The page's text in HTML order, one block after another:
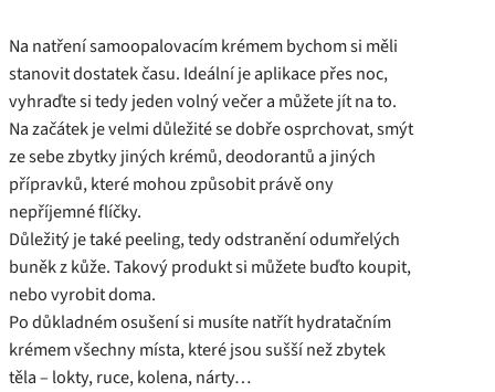
Na natření samoopalovacím krémem bychom si měli
stanovit dostatek času. Ideální je aplikace přes noc,
vyhraďte si tedy jeden volný večer a můžete jít na to.
Na začátek je velmi důležité se dobře osprchovat, smýt
ze sebe zbytky jiných krémů, deodorantů a jiných
přípravků, které mohou způsobit právě ony
nepříjemné flíčky.
Důležitý je také peeling, tedy odstranění odumřelých
buněk z kůže. Takový produkt si můžete buďto koupit,
nebo vyrobit doma.
Po důkladném osušení si musíte natřít hydratačním
krémem všechny místa, které jsou sušší než zbytek
těla – lokty, ruce, kolena, nárty…